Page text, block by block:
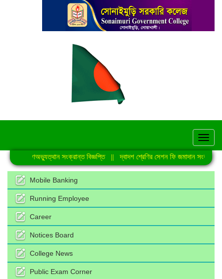
জুলাই গণঅভ্যুত্থান সংক্রান্ত বিজ্ঞপ্তি|| দ্বাদশ শ্রেণির সেশন ফি জমাদান সংক্রান্ত
Mobile Banking
Running Employee
Career
Notices Board
College News
Public Exam Corner